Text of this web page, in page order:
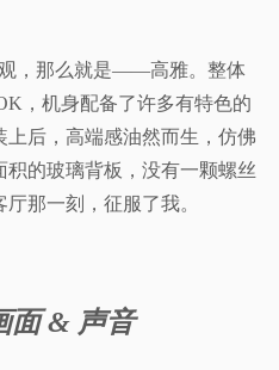
，那么就是——高雅。整体
，机身配备了许多有特色的
后，高端感油然而生，仿佛
的玻璃背板，没有一颗螺丝
那一刻，征服了我。
面 & 声音